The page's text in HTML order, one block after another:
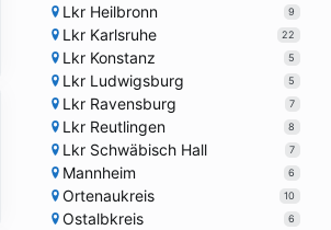
Lkr Heilbronn 9
Lkr Karlsruhe 22
Lkr Konstanz 5
Lkr Ludwigsburg 5
Lkr Ravensburg 7
Lkr Reutlingen 8
Lkr Schwäbisch Hall 7
Mannheim 6
Ortenaukreis 10
Ostalbkreis 6